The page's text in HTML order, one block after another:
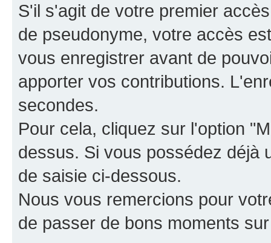
S'il s'agit de votre premier
de pseudonyme, votre accès
vous enregistrer avant de
apporter vos contributions.
secondes.
Pour cela, cliquez sur l'option
dessus. Si vous possédez déjà
de saisie ci-dessous.
Nous vous remercions pour
de passer de bons moments